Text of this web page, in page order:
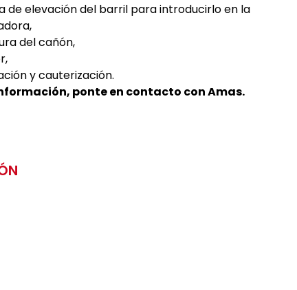
de elevación del barril para introducirlo en la
del cañón,
y cauterización.
ponte en contacto con Amas.